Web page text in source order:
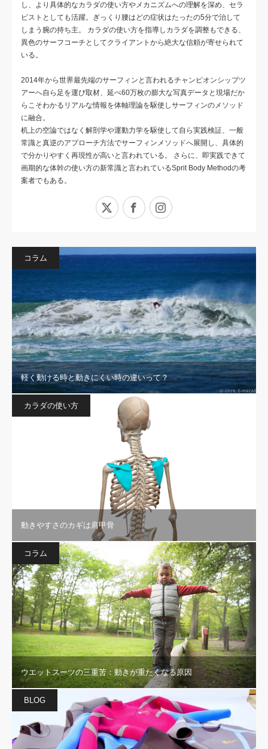
し、より具体的なカラダの使い方やメカニズムへの理解を深め、セラ
ピストとしても活躍。ぎっくり腰はどの症状はたったの5分で治して
しまう腕の持ち主。 カラダの使い方を指導しカラダを調整もできる、
異色のサーフコーチとしてクライアントから絶大な信頼が寄せられて
いる。
2014年から世界最先端のサーフィンと言われるチャンピオンシップツ
アーへ自ら足を運び取材、延べ60万枚の膨大な写真データと現場だか
らこそわかるリアルな情報を体軸理論を駆使しサーフィンのメソッド
に融合。
机上の空論ではなく解剖学や運動力学を駆使して自ら実践検証、一般
常識と真逆のアプローチ方法でサーフィンメソッドへ展開し、具体的
で分かりやすく再現性が高いと言われている。 さらに、即実践できて
画期的な体幹の使い方の新常識と言われているSprit Body Methodの考
案者でもある。
Facebook
コラム
軽く動ける時と動きにくい時の違いって？
カラダの使い方
動きやすさのカギは肩甲骨
コラム
ウエットスーツの三重苦：動きが重たくなる原因
BLOG